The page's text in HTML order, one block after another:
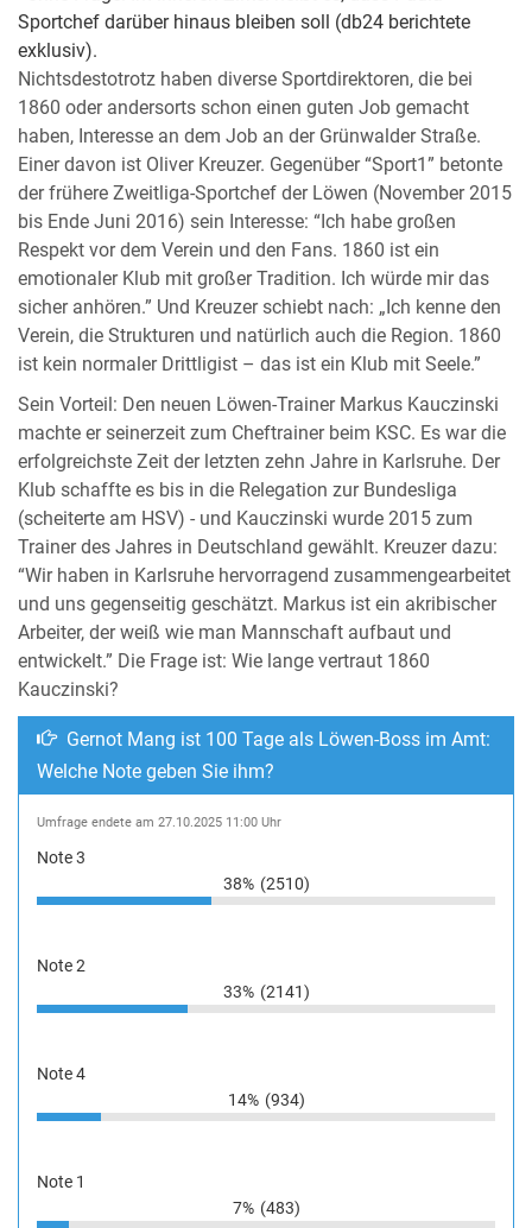
Sportchef darüber hinaus bleiben soll (db24 berichtete
exklusiv).
Nichtsdestotrotz haben diverse Sportdirektoren, die bei
1860 oder andersorts schon einen guten Job gemacht
haben, Interesse an dem Job an der Grünwalder Straße.
Einer davon ist Oliver Kreuzer. Gegenüber “Sport1” betonte
der frühere Zweitliga-Sportchef der Löwen (November 2015
bis Ende Juni 2016) sein Interesse: “Ich habe großen
Respekt vor dem Verein und den Fans. 1860 ist ein
emotionaler Klub mit großer Tradition. Ich würde mir das
sicher anhören.” Und Kreuzer schiebt nach: „Ich kenne den
Verein, die Strukturen und natürlich auch die Region. 1860
ist kein normaler Drittligist – das ist ein Klub mit Seele.”
Sein Vorteil: Den neuen Löwen-Trainer Markus Kauczinski
machte er seinerzeit zum Cheftrainer beim KSC. Es war die
erfolgreichste Zeit der letzten zehn Jahre in Karlsruhe. Der
Klub schaffte es bis in die Relegation zur Bundesliga
(scheiterte am HSV) - und Kauczinski wurde 2015 zum
Trainer des Jahres in Deutschland gewählt. Kreuzer dazu:
“Wir haben in Karlsruhe hervorragend zusammengearbeitet
und uns gegenseitig geschätzt. Markus ist ein akribischer
Arbeiter, der weiß wie man Mannschaft aufbaut und
entwickelt.” Die Frage ist: Wie lange vertraut 1860
Kauczinski?
Gernot Mang ist 100 Tage als Löwen-Boss im Amt:
Welche Note geben Sie ihm?
Umfrage endete am 27.10.2025 11:00 Uhr
Note 3
38% (2510)
Note 2
33% (2141)
Note 4
14% (934)
Note 1
7% (483)